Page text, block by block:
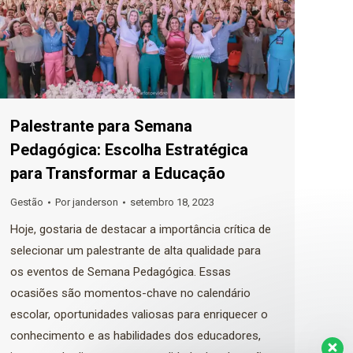
Palestrante para Semana
Pedagógica: Escolha Estratégica
para Transformar a Educação
Gestão Porjanderson setembro 18, 2023
Hoje, gostaria de destacar a importância crítica de
selecionar um palestrante de alta qualidade para
os eventos de Semana Pedagógica. Essas
ocasiões são momentos-chave no calendário
escolar, oportunidades valiosas para enriquecer o
conhecimento e as habilidades dos educadores,